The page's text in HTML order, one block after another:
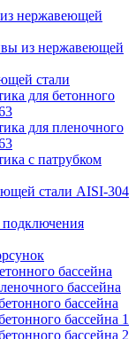
нержавеющей
из нержавеющей
стали
для бетонного
для пленочного
с патрубком
стали AISI-304
бассейна
бассейна
бассейна
бассейна 1
бассейна 2